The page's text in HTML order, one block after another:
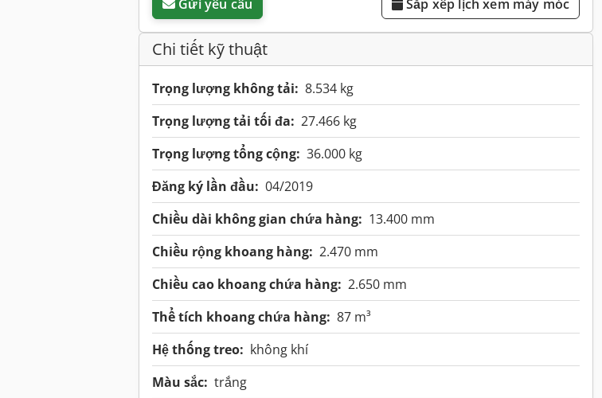
Gửi yêu cầu Sắp xếp lịch xem máy móc
Chi tiết kỹ thuật
Trọng lượng không tải: 8.534 kg
Trọng lượng tải tối đa: 27.466 kg
Trọng lượng tổng cộng: 36.000 kg
Đăng ký lần đầu: 04/2019
Chiều dài không gian chứa hàng: 13.400 mm
Chiều rộng khoang hàng: 2.470 mm
Chiều cao khoang chứa hàng: 2.650 mm
Thể tích khoang chứa hàng: 87 m³
Hệ thống treo: không khí
Màu sắc: trắng